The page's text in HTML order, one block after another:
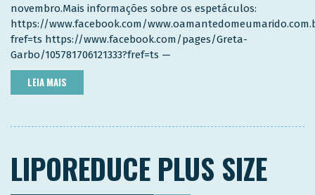
novembro.Mais informações sobre os espetáculos:
https://www.facebook.com/
fref=ts https://www.facebook.com/pages/Greta-
Garbo/105781706121333?fref=ts —
LEIA MAIS
LIPOREDUCE PLUS SIZE